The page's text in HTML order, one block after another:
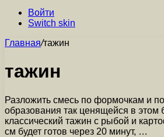
Войти
Switch skin
Главная/тажин
тажин
Разложить смесь по формочкам и
образования так ценящейся в этом
классический тажин с рыбой и
см будет готов через 20 минут, …